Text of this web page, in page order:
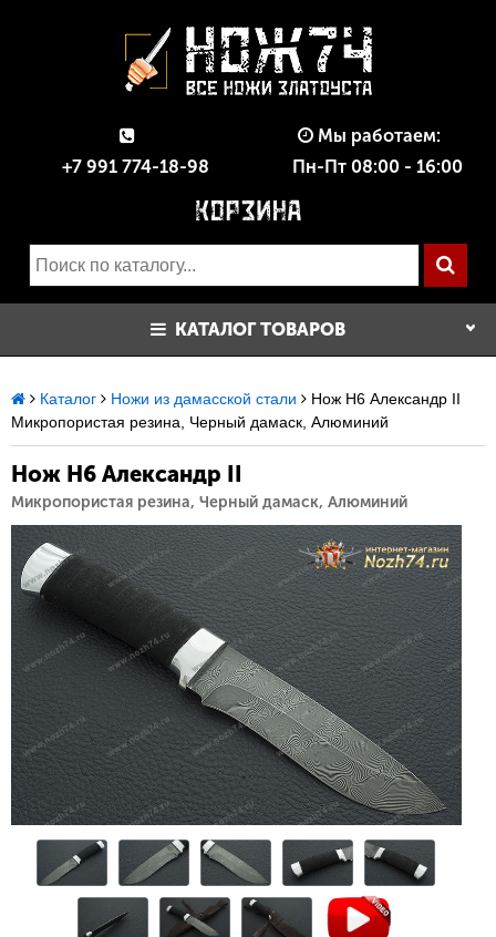
+7 991 774-18-98
Мы работаем:
Пн-Пт 08:00 - 16:00
КАТАЛОГ ТОВАРОВ
Каталог Ножи из дамасской стали
Нож Н6 Александр II
Микропористая резина, Черный дамаск, Алюминий
Нож Н6 Александр II
Микропористая резина, Черный дамаск, Алюминий